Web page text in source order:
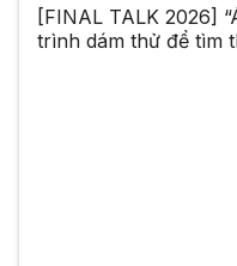
[FINAL TALK 2026]
trình dám thử để tìm